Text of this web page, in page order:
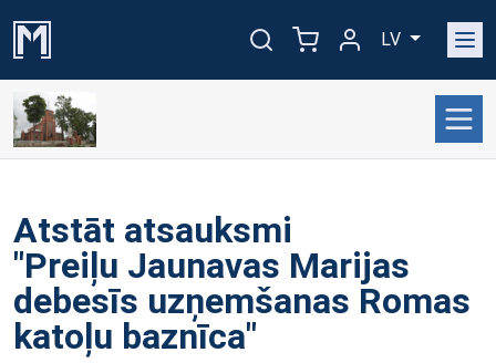
LV
Atstāt atsauksmi
"Preiļu Jaunavas Marijas
debesīs uzņemšanas Romas
katoļu baznīca"